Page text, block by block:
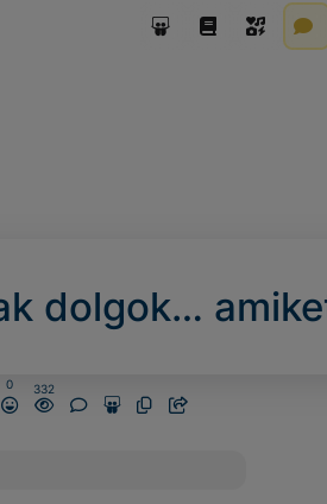
dolgok…
0 332